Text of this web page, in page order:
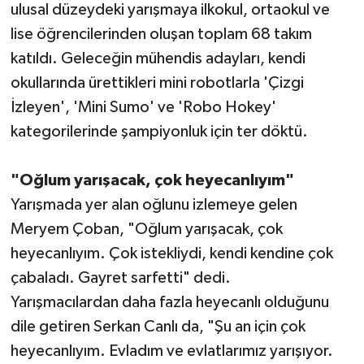
ulusal düzeydeki yarışmaya ilkokul, ortaokul ve
lise öğrencilerinden oluşan toplam 68 takım
katıldı. Geleceğin mühendis adayları, kendi
okullarında ürettikleri mini robotlarla 'Çizgi
İzleyen', 'Mini Sumo' ve 'Robo Hokey'
kategorilerinde şampiyonluk için ter döktü.
"Oğlum yarışacak, çok heyecanlıyım"
Yarışmada yer alan oğlunu izlemeye gelen
Meryem Çoban, "Oğlum yarışacak, çok
heyecanlıyım. Çok istekliydi, kendi kendine çok
çabaladı. Gayret sarfetti" dedi.
Yarışmacılardan daha fazla heyecanlı olduğunu
dile getiren Serkan Canlı da, "Şu an için çok
heyecanlıyım. Evladım ve evlatlarımız yarışıyor.